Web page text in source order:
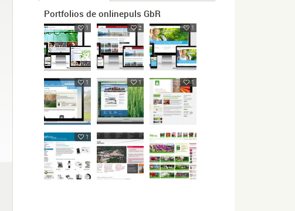
Portfolios de onlinepuls GbR
1 2 1
1 1 1
1